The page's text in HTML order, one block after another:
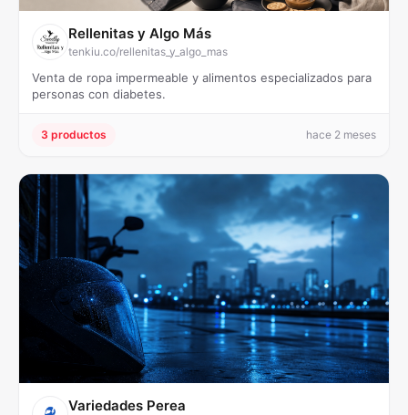
Rellenitas y Algo Más
tenkiu.co/rellenitas_y_algo_mas
Venta de ropa impermeable y alimentos especializados para
personas con diabetes.
3 productos hace 2 meses
Variedades Perea